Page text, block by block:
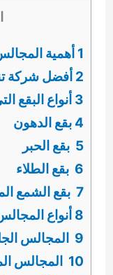
1 أهمية المجالس في المنازل
2 أفضل شركة تنظيف مجالس الورقاء<%Fh3>
3 أنواع البقع التي تصاب بها المجالس
4 بقع الدهون
5 بقع الحبر
6 بقع الطلاء
7 بقع الشمع الملونة
8 أنواع المجالس المختلفة
9 المجالس الجلد
10 المجالس المصنوعة من الستان